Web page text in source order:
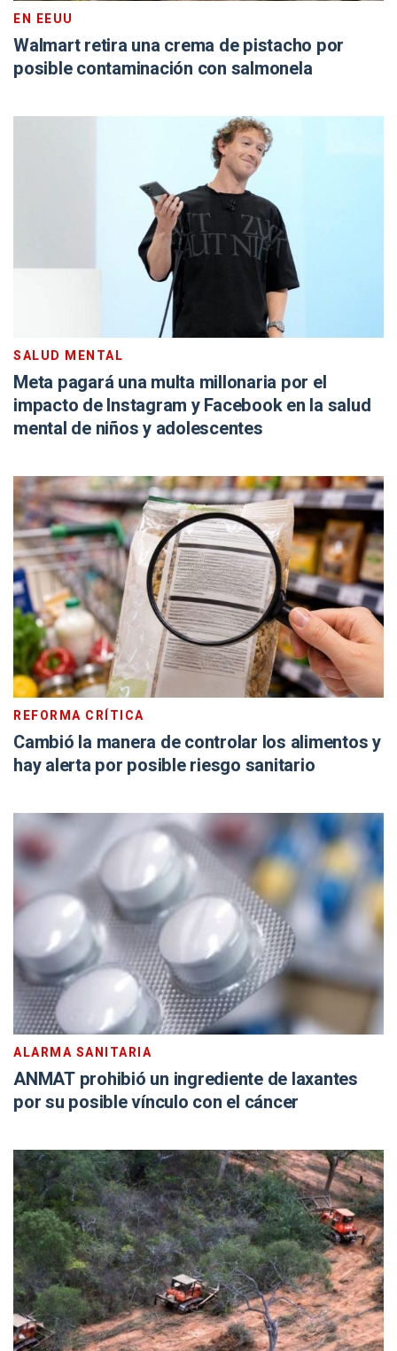
EN EEUU
Walmart retira una crema de pistacho por
posible contaminación con salmonela
SALUD MENTAL
Meta pagará una multa millonaria por el
impacto de Instagram y Facebook en la salud
mental de niños y adolescentes
REFORMA CRÍTICA
Cambió la manera de controlar los alimentos y
hay alerta por posible riesgo sanitario
ALARMA SANITARIA
ANMAT prohibió un ingrediente de laxantes
por su posible vínculo con el cáncer